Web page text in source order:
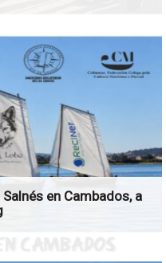
en Cambados, a